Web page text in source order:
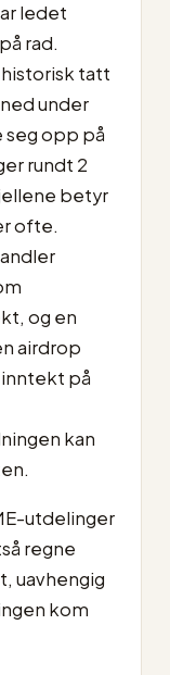
ledet
rad.
tatt
under
seg opp på
rundt 2
betyr
ofte.
og en
airdrop
på
kan
utdelinger
regne
uavhengig
kom